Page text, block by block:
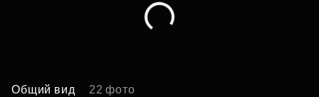
Общий вид 22 фото